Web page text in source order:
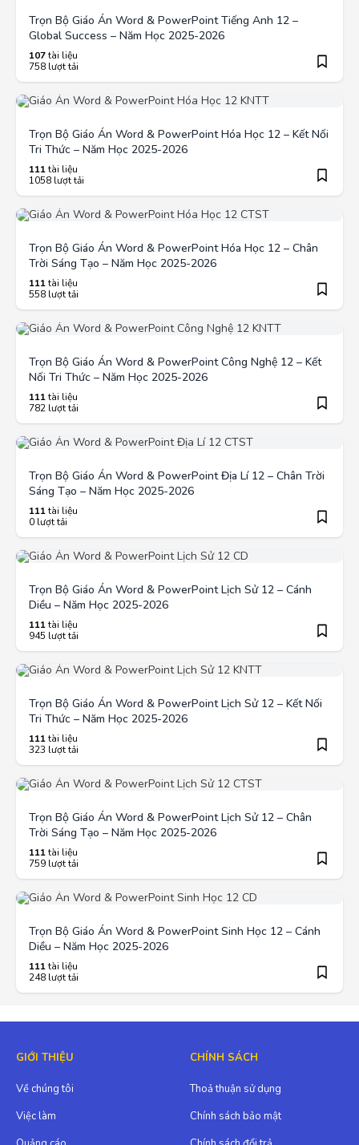
Trọn Bộ Giáo Án Word & PowerPoint Tiếng Anh 12 –
Global Success – Năm Học 2025-2026
107tài liệu
758 lượt tải
Trọn Bộ Giáo Án Word & PowerPoint Hóa Học 12 – Kết Nối
Tri Thức – Năm Học 2025-2026
111tài liệu
1058 lượt tải
Trọn Bộ Giáo Án Word & PowerPoint Hóa Học 12 – Chân
Trời Sáng Tạo – Năm Học 2025-2026
111tài liệu
558 lượt tải
Trọn Bộ Giáo Án Word & PowerPoint Công Nghệ 12 – Kết
Nối Tri Thức – Năm Học 2025-2026
111tài liệu
782 lượt tải
Trọn Bộ Giáo Án Word & PowerPoint Địa Lí 12 – Chân Trời
Sáng Tạo – Năm Học 2025-2026
111tài liệu
0 lượt tải
Trọn Bộ Giáo Án Word & PowerPoint Lịch Sử 12 – Cánh
Diều – Năm Học 2025-2026
111tài liệu
945 lượt tải
Trọn Bộ Giáo Án Word & PowerPoint Lịch Sử 12 – Kết Nối
Tri Thức – Năm Học 2025-2026
111tài liệu
323 lượt tải
Trọn Bộ Giáo Án Word & PowerPoint Lịch Sử 12 – Chân
Trời Sáng Tạo – Năm Học 2025-2026
111tài liệu
759 lượt tải
Trọn Bộ Giáo Án Word & PowerPoint Sinh Học 12 – Cánh
Diều – Năm Học 2025-2026
111tài liệu
248 lượt tải
GIỚI THIỆU
Về chúng tôi
Việc làm
CHÍNH SÁCH
Thoả thuận sử dụng
Chính sách bảo mật